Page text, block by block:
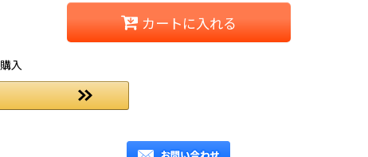
カートに入れる
入